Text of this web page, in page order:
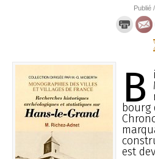
Publié
B
bourg
est